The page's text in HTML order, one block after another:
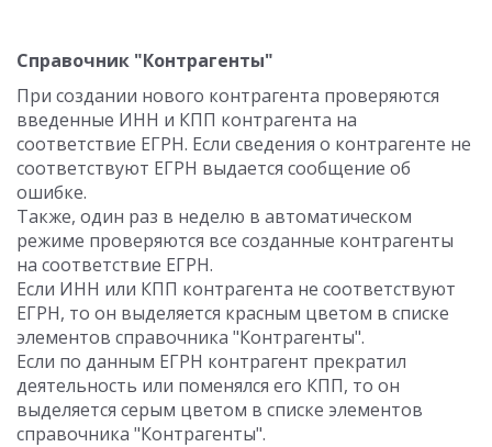
Справочник "Контрагенты"
При создании нового контрагента проверяются
введенные ИНН и КПП контрагента на
соответствие ЕГРН. Если сведения о контрагенте не
соответствуют ЕГРН выдается сообщение об
ошибке.
Также, один раз в неделю в автоматическом
режиме проверяются все созданные контрагенты
на соответствие ЕГРН.
Если ИНН или КПП контрагента не соответствуют
ЕГРН, то он выделяется красным цветом в списке
элементов справочника "Контрагенты".
Если по данным ЕГРН контрагент прекратил
деятельность или поменялся его КПП, то он
выделяется серым цветом в списке элементов
справочника "Контрагенты".